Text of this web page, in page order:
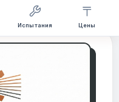
Испытания Цены